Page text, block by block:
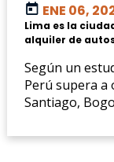
ENE 06,
Lima es la
alquiler de
Según un
Perú supera a
Santiago,